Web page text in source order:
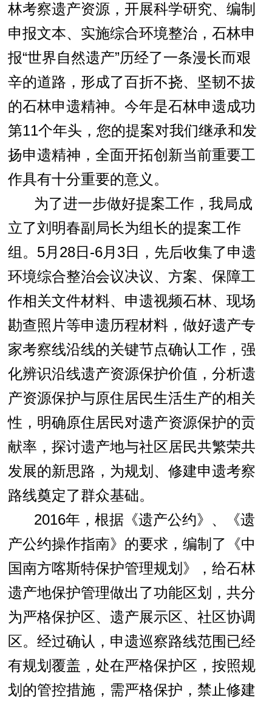
林考察遗产资源，开展科学研究、编制
申报文本、实施综合环境整治，石林申
报“世界自然遗产”历经了一条漫长而艰
辛的道路，形成了百折不挠、坚韧不拔
的石林申遗精神。今年是石林申遗成功
第11个年头，您的提案对我们继承和发
扬申遗精神，全面开拓创新当前重要工
作具有十分重要的意义。
为了进一步做好提案工作，我局成
立了刘明春副局长为组长的提案工作
组。 5月 28日 -6月3日，先后收集了申遗
环境综合整治会议决议、方案、保障工
作相关文件材料、申遗视频石林、现场
勘查照片等申遗历程材料，做好遗产专
家考察线沿线的关键节点确认工作，强
化辨识沿线遗产资源保护价值，分析遗
产资源保护与原住居民生活生产的相关
性，明确原住居民对遗产资源保护的贡
献率，探讨遗产地与社区居民共繁荣共
发展的新思路，为规划、修建申遗考察
路线奠定了群众基础。
2016年，根据《遗产公约》、《遗
产公约操作指南》的要求，编制了《中
国南方喀斯特保护管理规划》，给石林
遗产地保护管理做出了功能区划，共分
为严格保护区、遗产展示区、社区协调
区。经过确认，申遗巡察路线范围已经
有规划覆盖，处在严格保护区，按照规
划的管控措施，需严格保护，禁止修建